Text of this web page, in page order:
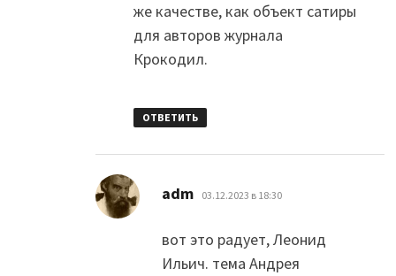
же качестве, как объект сатиры
для авторов журнала
Крокодил.
ОТВЕТИТЬ
adm 03.12.2023 в 18:30
вот это радует, Леонид
Ильич. тема Андрея